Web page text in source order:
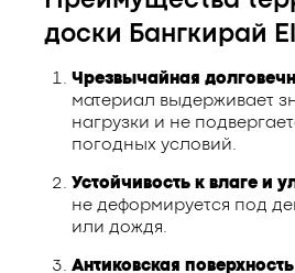
доски Бангкирай
Чрезвычайная
материал выдерживает
нагрузки и не
погодных условий.
Устойчивость к влаге и
не деформируется под
или дождя.
Антиковская поверхность